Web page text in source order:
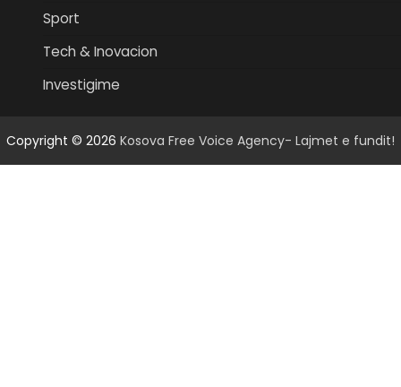
Sport
Tech & Inovacion
Investigime